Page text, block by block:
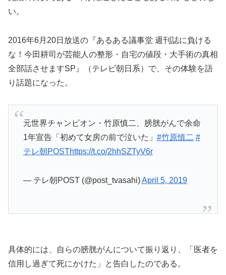
い。
2016年6月20日放送の『あるある議事堂 週刊誌に負ける
な！今田耕司が芸能人の整形・自宅の値段・大手術の真相
全部話させますSP』（テレビ朝日系）で、その体験を語
り話題になった。
元世界チャンピオン・竹原慎二、膀胱がんで余命
1年宣告「初めて女房の前で泣いた」 #竹原慎二 #
テレ朝POSThttps://t.co/2hhSZTyV6r
— テレ朝POST (@post_tvasahi)April 5, 2019
具体的には、自らの膀胱がんについて振り返り、「医者を
信用し過ぎて死にかけた」と告白したのである。